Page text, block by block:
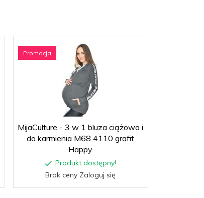
Promocja
MijaCulture - 3 w 1 bluza ciążowa i
do karmienia M68 4110 grafit
Happy
Produkt dostępny!
Brak ceny Zaloguj się